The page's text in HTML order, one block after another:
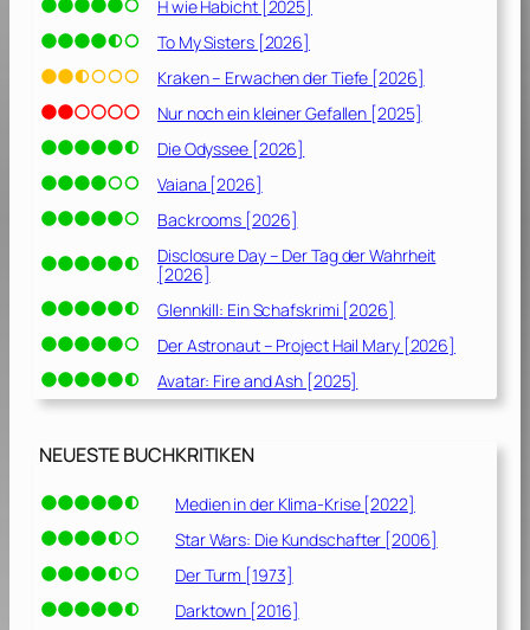
H wie Habicht [2025]
To My Sisters [2026]
Kraken – Erwachen der Tiefe [2026]
Nur noch ein kleiner Gefallen [2025]
Die Odyssee [2026]
Vaiana [2026]
Backrooms [2026]
Disclosure Day – Der Tag der Wahrheit
[2026]
Glennkill: Ein Schafskrimi [2026]
Der Astronaut – Project Hail Mary [2026]
Avatar: Fire and Ash [2025]
NEUESTE BUCHKRITIKEN
Medien in der Klima-Krise [2022]
Star Wars: Die Kundschafter [2006]
Der Turm [1973]
Darktown [2016]